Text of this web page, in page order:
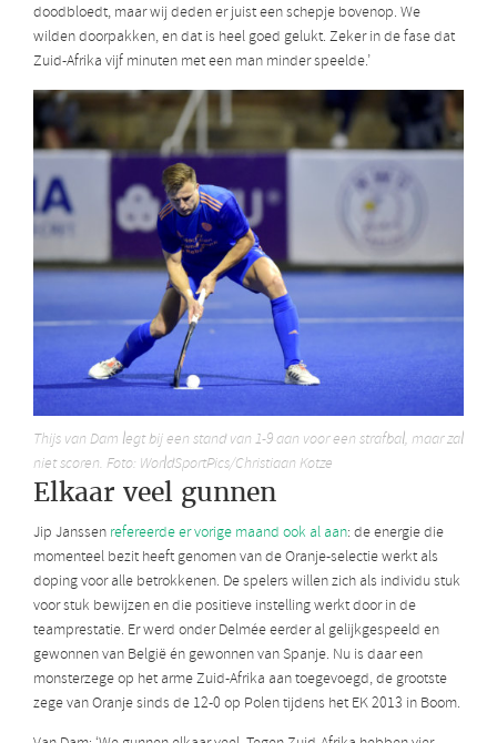
doodbloedt, maar wij deden er juist een schepje bovenop. We
wilden doorpakken, en dat is heel goed gelukt. Zeker in de fase dat
Zuid-Afrika vijf minuten met een man minder speelde.’
Thijs van Dam legt bij een stand van 1-9 aan voor een strafbal, maar zal
niet scoren. Foto: WorldSportPics/Christiaan Kotze
Elkaar veel gunnen
Jip Janssen refereerde er vorige maand ook al aan: de energie die
momenteel bezit heeft genomen van de Oranje-selectie werkt als
doping voor alle betrokkenen. De spelers willen zich als individu stuk
voor stuk bewijzen en die positieve instelling werkt door in de
teamprestatie. Er werd onder Delmée eerder al gelijkgespeeld en
gewonnen van België én gewonnen van Spanje. Nu is daar een
monsterzege op het arme Zuid-Afrika aan toegevoegd, de grootste
zege van Oranje sinds de 12-0 op Polen tijdens het EK 2013 in Boom.